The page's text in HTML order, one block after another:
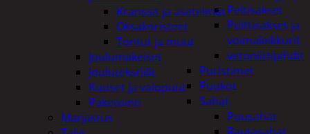
Peltisakset
Pulttisakset ja
voimaleikkurit
vetoniittipihdit
Puristimet
Puukot
Sahat
Puusahat
Kranssit ja asetelmat
Oksakoristeet
Tontut ja muut
Joulumakeiset
Joulutekstiilit
Kuuset ja valopuut
Paketointi
Marjastus